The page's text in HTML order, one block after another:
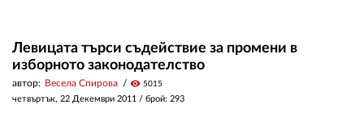
Левицата търси съдействие за промени в
изборното законодателство
автор: Весела Спирова visibility 5015
четвъртък, 22 Декември 2011 / брой: 293